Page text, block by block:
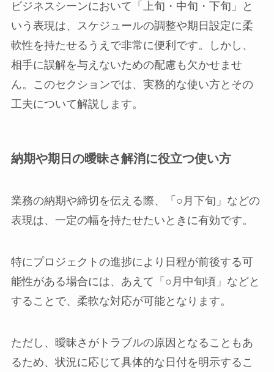
ビジネスシーンにおいて「上旬・中旬・下旬」と
いう表現は、スケジュールの調整や期日設定に柔
軟性を持たせるうえで非常に便利です。しかし、
相手に誤解を与えないための配慮も欠かせませ
ん。このセクションでは、実務的な使い方とその
工夫について解説します。
納期や期日の曖昧さ解消に役立つ使い方
業務の納期や締切を伝える際、「○月下旬」などの
表現は、一定の幅を持たせたいときに有効です。
特にプロジェクトの進捗により日程が前後する可
能性がある場合には、あえて「○月中旬頃」などと
することで、柔軟な対応が可能となります。
ただし、曖昧さがトラブルの原因となることもあ
るため、状況に応じて具体的な日付を明示するこ